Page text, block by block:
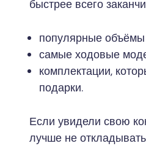
быстрее всего
популярные объёмы
самые ходовые
комплектации,
подарки.
Если увидели свою
лучше не